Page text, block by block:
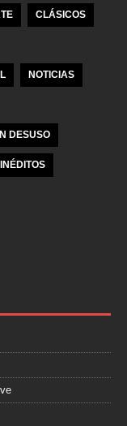
CLÁSICOS
NOTICIAS
DESUSO